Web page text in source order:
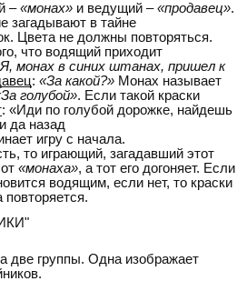
–«монах» и ведущий –«продавец».
загадывают в тайне
Цвета не должны повторяться.
что водящий приходит
монах в синих штанах, пришел к
: «За какой?» Монах называет
голубой». Если такой краски
: «Иди по голубой дорожке, найдешь
да назад
игру с начала.
то играющий, загадавший этот
«монаха», а тот его догоняет. Если
водящим, если нет, то краски
повторяется.
две группы. Одна изображает